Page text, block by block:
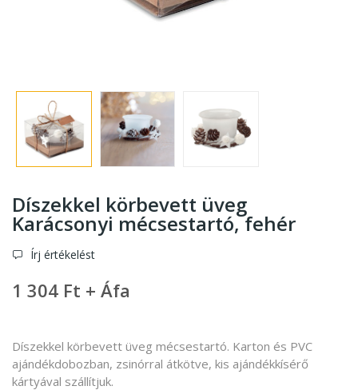
Díszekkel körbevett üveg
Karácsonyi mécsestartó, fehér
Írj értékelést
1 304 Ft + Áfa
Díszekkel körbevett üveg mécsestartó. Karton és PVC
ajándékdobozban, zsinórral átkötve, kis ajándékkísérő
kártyával szállítjuk.